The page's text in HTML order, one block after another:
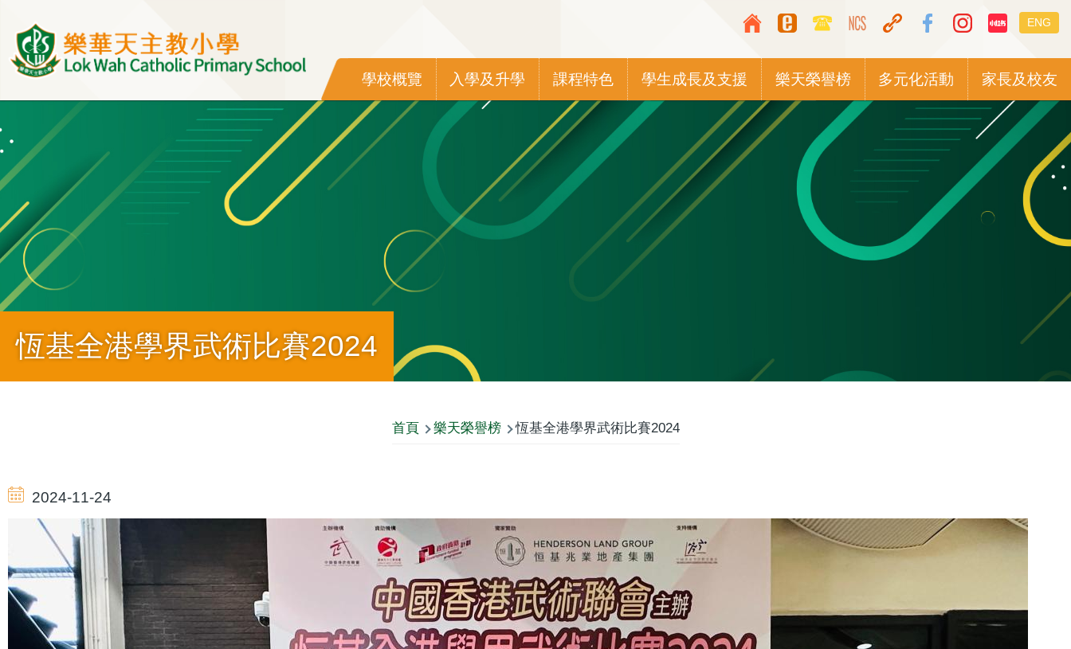
Top
Media
Icon
Button
switcher
ENG
Main
navigation
學校概覽 入學及升學 課程特色 學生成長及支援 樂天榮譽榜 多元化活動 家長及校友
恆基全港學界武術比賽2024
航
結
首頁 樂天榮譽榜 恆基全港學界武術比賽2024
2024-11-24